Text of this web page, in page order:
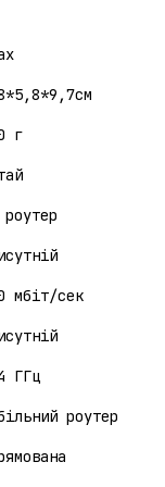
г
роутер
мбіт/сек
ГГц
роутер